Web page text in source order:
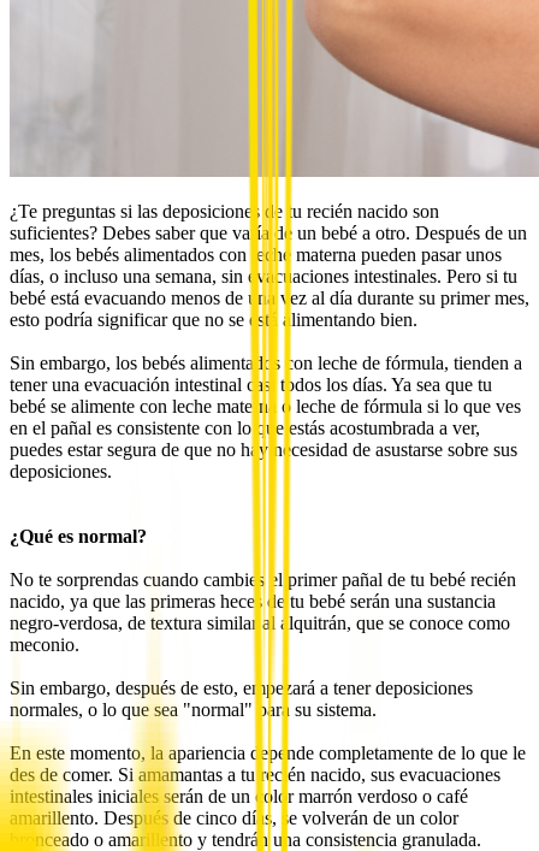
¿Te preguntas si las deposiciones de tu recién nacido son
suficientes? Debes saber que varía de un bebé a otro. Después de un
mes, los bebés alimentados con leche materna pueden pasar unos
días, o incluso una semana, sin evacuaciones intestinales. Pero si tu
bebé está evacuando menos de una vez al día durante su primer mes,
esto podría significar que no se está alimentando bien.
Sin embargo, los bebés alimentados con leche de fórmula, tienden a
tener una evacuación intestinal casi todos los días. Ya sea que tu
bebé se alimente con leche materna o leche de fórmula si lo que ves
en el pañal es consistente con lo que estás acostumbrada a ver,
puedes estar segura de que no hay necesidad de asustarse sobre sus
deposiciones.
¿Qué es normal?
No te sorprendas cuando cambies el primer pañal de tu bebé recién
nacido, ya que las primeras heces de tu bebé serán una sustancia
negro-verdosa, de textura similar al alquitrán, que se conoce como
meconio.
Sin embargo, después de esto, empezará a tener deposiciones
normales, o lo que sea "normal" para su sistema.
En este momento, la apariencia depende completamente de lo que le
des de comer. Si amamantas a tu recién nacido, sus evacuaciones
intestinales iniciales serán de un color marrón verdoso o café
amarillento. Después de cinco días, se volverán de un color
bronceado o amarillento y tendrán una consistencia granulada.